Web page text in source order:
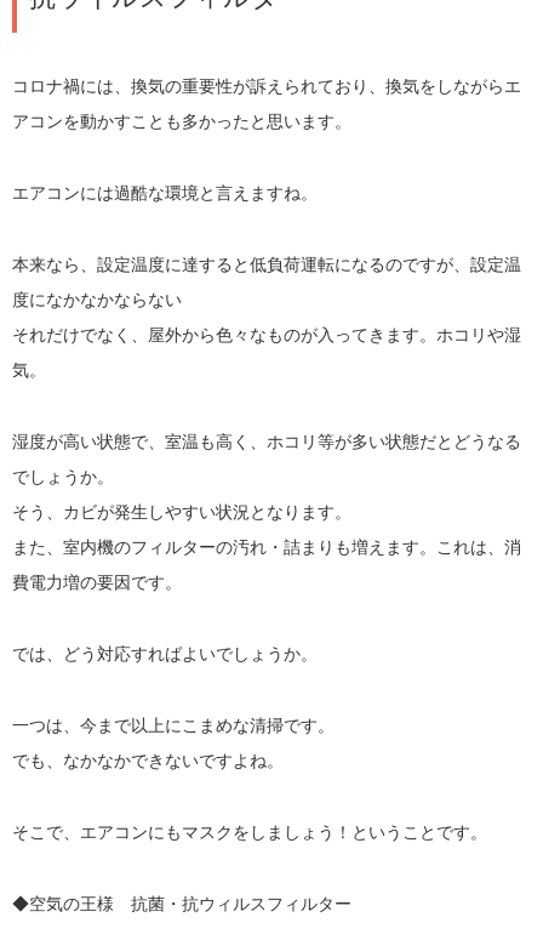
コロナ禍には、換気の重要性が訴えられており、換気をしながらエ
アコンを動かすことも多かったと思います。
エアコンには過酷な環境と言えますね。
本来なら、設定温度に達すると低負荷運転になるのですが、設定温
度になかなかならない
それだけでなく、屋外から色々なものが入ってきます。ホコリや湿
気。
湿度が高い状態で、室温も高く、ホコリ等が多い状態だとどうなる
でしょうか。
そう、カビが発生しやすい状況となります。
また、室内機のフィルターの汚れ・詰まりも増えます。これは、消
費電力増の要因です。
では、どう対応すればよいでしょうか。
一つは、今まで以上にこまめな清掃です。
でも、なかなかできないですよね。
そこで、エアコンにもマスクをしましょう！ということです。
◆空気の王様 抗菌・抗ウィルスフィルター